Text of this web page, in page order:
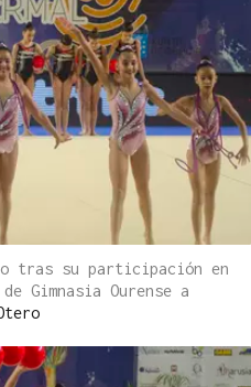
tras su participación en
Gimnasia Ourense a